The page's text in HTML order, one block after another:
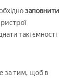
заповнити
такі ємності
за тим, щоб в